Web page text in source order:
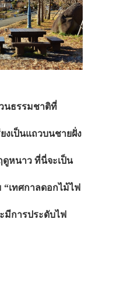
นธรรมชาติที่
งเป็นแถวบนชายฝั่ง
ดูหนาว ที่นี่จะเป็น
เทศกาลดอกไม้ไฟ
มีการประดับไฟ